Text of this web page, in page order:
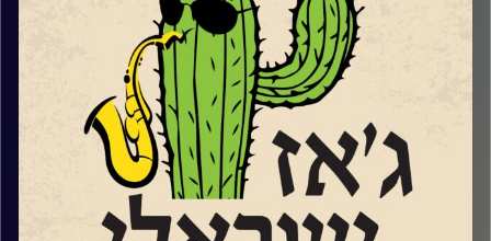
הישראלי. ואנחנו עושים זאת באהבה גדולה. אהבת חינם…
השבוע בגלל שעברנו את תשעה באב ובגלל שאנחנו תוכנית
ישראלית, שמענו הרבה יותר שירים עם מילים אבל גם מוזיקה
אינסטרומנטלית ללב ולנשמה.
קרדיט תמונות: רותם בר-אילן